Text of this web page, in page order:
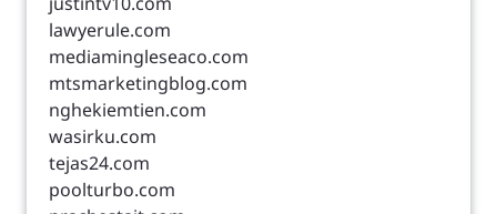
lawyerule.com
mediamingleseaco.com
mtsmarketingblog.com
nghekiemtien.com
wasirku.com
tejas24.com
poolturbo.com